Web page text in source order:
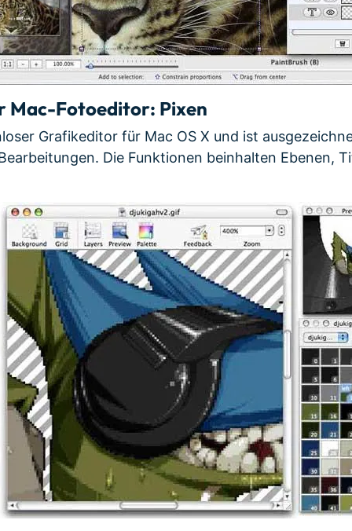
Mac-Fotoeditor: Pixen
Grafikeditor für Mac OS X und ist
Die Funktionen beinhalten Ebenen,